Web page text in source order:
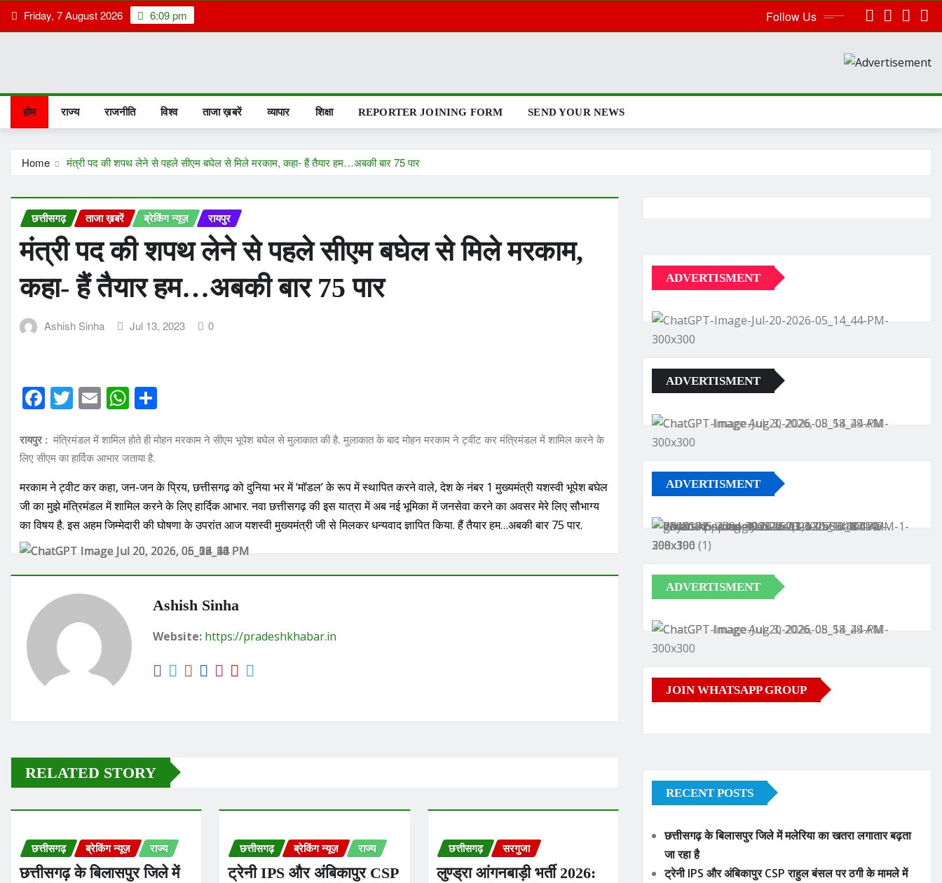
Skip Friday, 7 August 2026 6:09 pm Follow Us
होम राज्य राजनीति विश्व ताजा ख़बरें व्यापार शिक्षा REPORTER JOINING FORM SEND YOUR NEWS
Home मंत्री पद की शपथ लेने से पहले सीएम बघेल से मिले मरकाम, कहा- हैं तैयार हम…अबकी बार 75 पार
छत्तीसगढ़ ताजा ख़बरें ब्रेकिंग न्यूज़ रायपुर
मंत्री पद की शपथ लेने से पहले सीएम बघेल से मिले मरकाम,
कहा- हैं तैयार हम…अबकी बार 75 पार
Ashish Sinha Jul 13, 2023 0
F
c
e
b
o
o
k
T
it
te
r
E
ai
l
W
at
s
A
p
p
ar
रायपुर : मंत्रिमंडल में शामिल होते ही मोहन मरकाम ने सीएम भूपेश बघेल से मुलाकात की है. मुलाकात के बाद मोहन मरकाम ने ट्वीट कर मंत्रिमंडल में शामिल करने के
लिए सीएम का हार्दिक आभार जताया है.
मरकाम ने ट्वीट कर कहा, जन-जन के प्रिय, छत्तीसगढ़ को दुनिया भर में ‘मॉडल’ के रूप में स्थापित करने वाले, देश के नंबर 1 मुख्यमंत्री यशस्वी भूपेश बघेल
जी का मुझे मंत्रिमंडल में शामिल करने के लिए हार्दिक आभार. नवा छत्तीसगढ़ की इस यात्रा में अब नई भूमिका में जनसेवा करने का अवसर मेरे लिए सौभाग्य
का विषय है. इस अहम जिम्मेदारी की घोषणा के उपरांत आज यशस्वी मुख्यमंत्री जी से मिलकर धन्यवाद ज्ञापित किया. हैं तैयार हम…अबकी बार 75 पार.
Ashish Sinha
Website: https://pradeshkhabar.in
RELATED STORY
छत्तीसगढ़ ब्रेकिंग न्यूज़ राज्य
छत्तीसगढ़ के बिलासपुर जिले में
छत्तीसगढ़ ब्रेकिंग न्यूज़ राज्य
ट्रेनी IPS और अंबिकापुर CSP
छत्तीसगढ़ सरगुजा
लुण्ड्रा आंगनबाड़ी भर्ती 2026:
ADVERTISMENT
ADVERTISMENT
ADVERTISMENT
ADVERTISMENT
JOIN WHATSAPP GROUP
RECENT POSTS
छत्तीसगढ़ के बिलासपुर जिले में मलेरिया का खतरा लगातार बढ़ता
जा रहा है
ट्रेनी IPS और अंबिकापुर CSP राहुल बंसल पर ठगी के मामले में